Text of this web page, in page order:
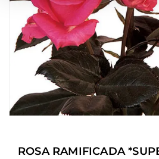
ROSA RAMIFICADA